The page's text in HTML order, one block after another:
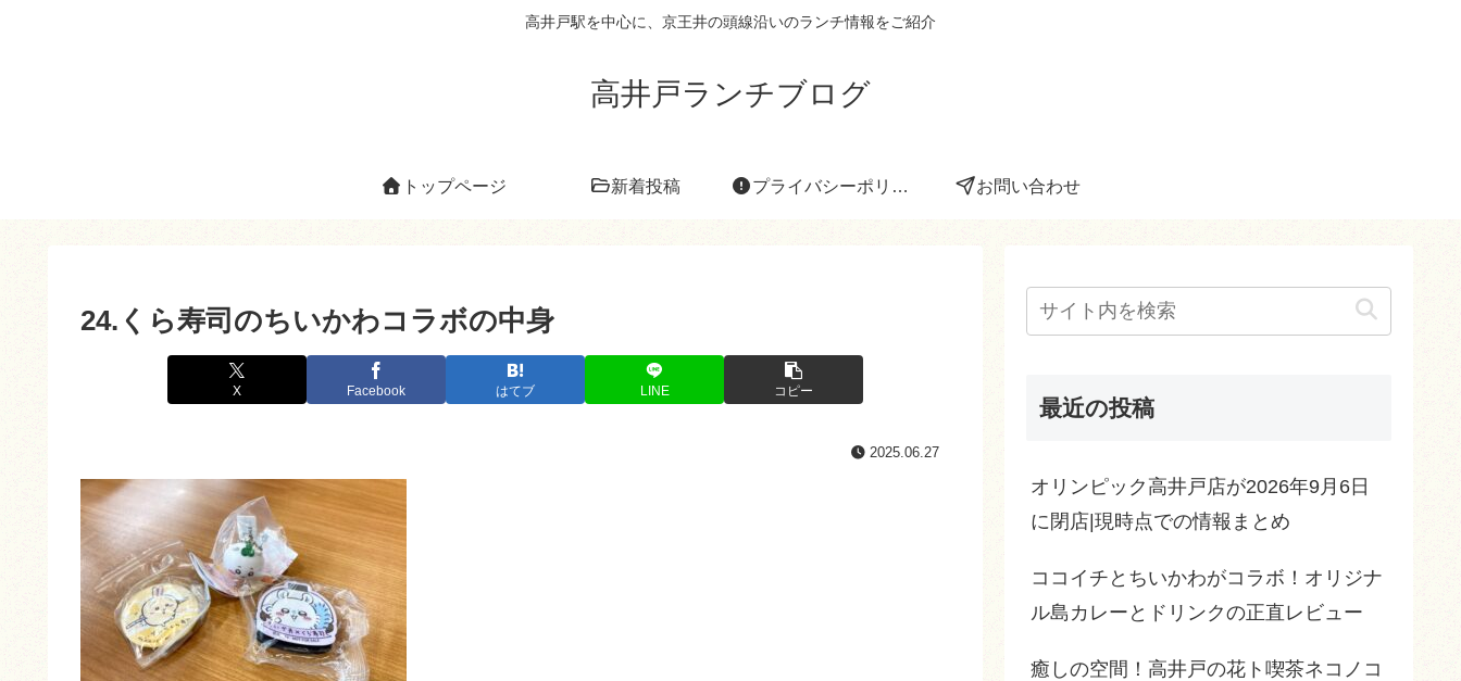
高井戸駅を中心に、京王井の頭線沿いのランチ情報をご紹介
高井戸ランチブログ
トップページ 新着投稿 プライバシーポリシー お問い合わせ
24.くら寿司のちいかわコラボの中身
X Facebook はてブ LINE コピー
2025.06.27
最近の投稿
オリンピック高井戸店が2026年9月6日
に閉店|現時点での情報まとめ
ココイチとちいかわがコラボ！オリジナ
ル島カレーとドリンクの正直レビュー
癒しの空間！高井戸の花ト喫茶ネコノコ